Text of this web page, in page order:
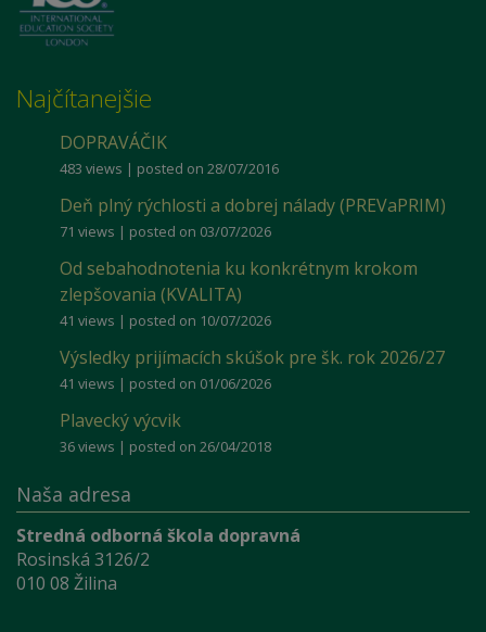
Najčítanejšie
DOPRAVÁČIK
483 views | posted on 28/07/2016
Deň plný rýchlosti a dobrej nálady (PREVaPRIM)
71 views | posted on 03/07/2026
Od sebahodnotenia ku konkrétnym krokom
zlepšovania (KVALITA)
41 views | posted on 10/07/2026
Výsledky prijímacích skúšok pre šk. rok 2026/27
41 views | posted on 01/06/2026
Plavecký výcvik
36 views | posted on 26/04/2018
Naša adresa
Stredná odborná škola dopravná
Rosinská 3126/2
010 08 Žilina